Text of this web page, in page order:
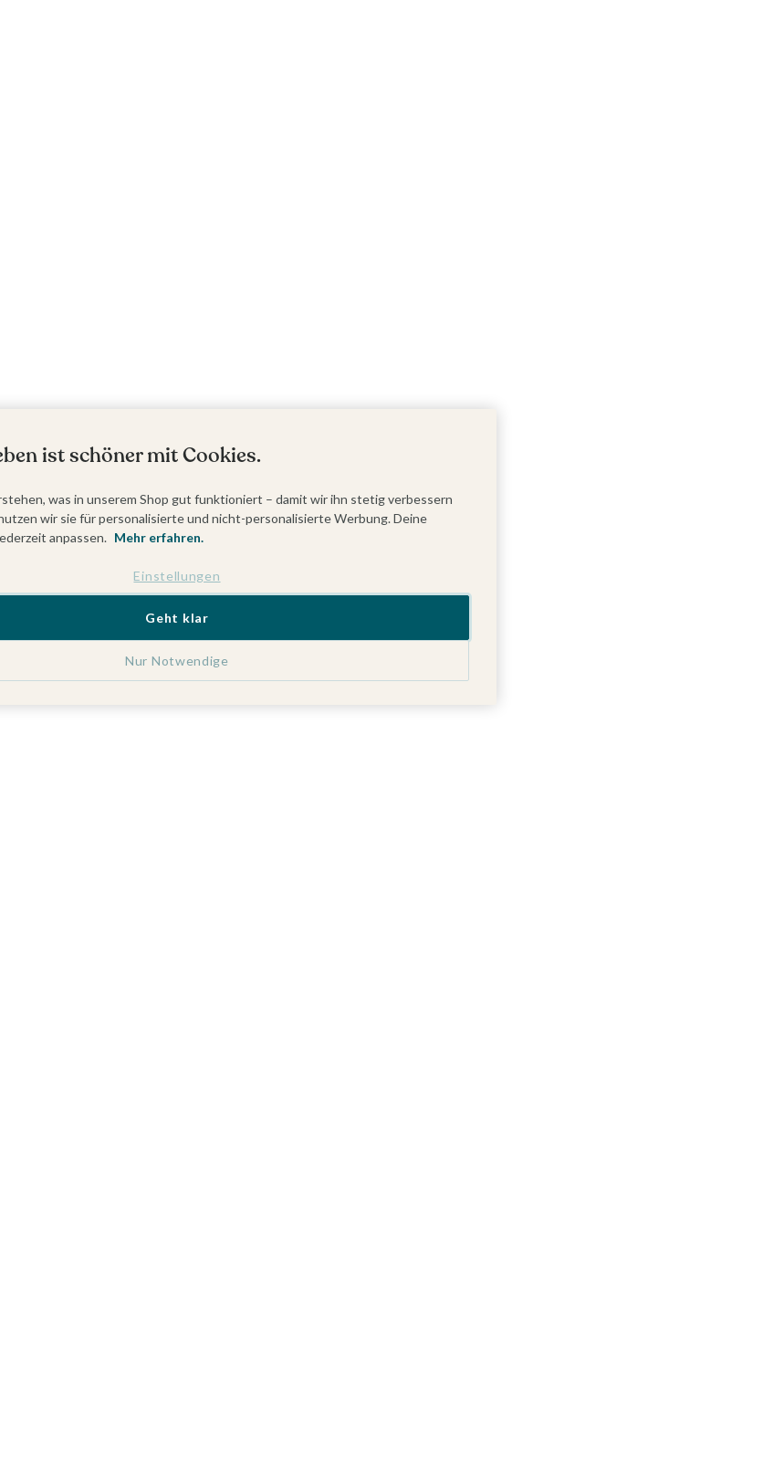
ist schöner mit Cookies.
was in unserem Shop gut funktioniert – damit wir ihn stetig verbessern
wir sie für personalisierte und nicht-personalisierte Werbung. Deine
anpassen. Mehr erfahren.
Einstellungen
Nur Notwendige
Geht klar